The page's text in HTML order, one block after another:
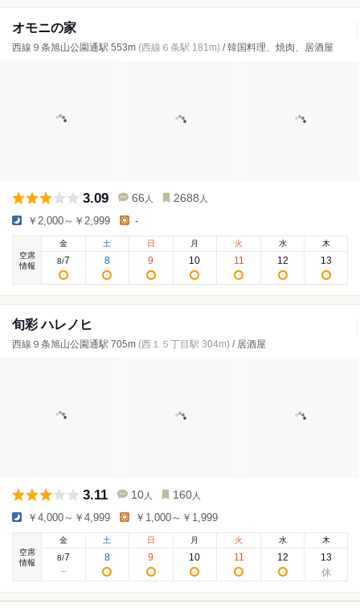
オモニの家
西線９条旭山公園通駅 553m (西線６条駅 181m) / 韓国料理、焼肉、居酒屋
3.09 66 人 2688 人
￥2,000～￥2,999 -
空席
情報
金
8/7
土
8
日
9
月
10
火
11
水
12
木
13
旬彩 ハレノヒ
西線９条旭山公園通駅 705m (西１５丁目駅 304m) / 居酒屋
3.11 10 人 160 人
￥4,000～￥4,999 ￥1,000～￥1,999
空席
情報
金
8/7
土
8
日
9
月
10
火
11
水
12
木
13